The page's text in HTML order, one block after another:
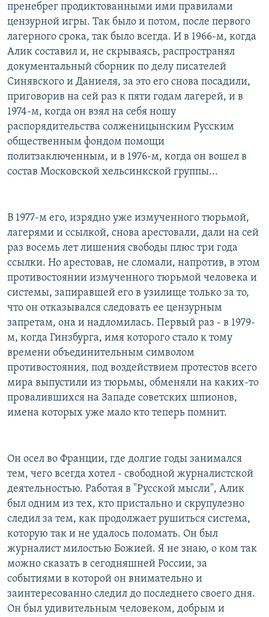
пренебрег продиктованными ими правилами
цензурной игры. Так было и потом, после первого
лагерного срока, так было всегда. И в 1966-м, когда
Алик составил и, не скрываясь, распространял
документальный сборник по делу писателей
Синявского и Даниеля, за это его снова посадили,
приговорив на сей раз к пяти годам лагерей, и в
1974-м, когда он взял на себя ношу
распорядительства солженицынским Русским
общественным фондом помощи
политзаключенным, и в 1976-м, когда он вошел в
состав Московской хельсинкской группы...
В 1977-м его, изрядно уже измученного тюрьмой,
лагерями и ссылкой, снова арестовали, дали на сей
раз восемь лет лишения свободы плюс три года
ссылки. Но арестовав, не сломали, напротив, в этом
противостоянии измученного тюрьмой человека и
системы, запиравшей его в узилище только за то,
что он отказывался следовать ее цензурным
запретам, она и надломилась. Первый раз - в 1979-
м, когда Гинзбурга, имя которого стало к тому
времени объединительным символом
противостояния, под воздействием протестов всего
мира выпустили из тюрьмы, обменяли на каких-то
провалившихся на Западе советских шпионов,
имена которых уже мало кто теперь помнит.
Он осел во Франции, где долгие годы занимался
тем, чего всегда хотел - свободной журналистской
деятельностью. Работая в "Русской мысли", Алик
был одним из тех, кто пристально и скрупулезно
следил за тем, как продолжает рушиться система,
которую так и не удалось поломать. Он был
журналист милостью Божией. Я не знаю, о ком так
можно сказать в сегодняшней России, за
событиями в которой он внимательно и
заинтересованно следил до последнего своего дня.
Он был удивительным человеком, добрым и